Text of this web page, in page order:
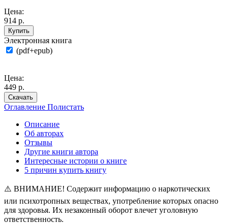
Цена:
914 р.
Купить
Электронная книга
(pdf+epub)
Цена:
449 р.
Скачать
Оглавление Полистать
Описание
Об авторах
Отзывы
Другие книги автора
Интересные истории о книге
5 причин купить книгу
⚠️ ВНИМАНИЕ! Содержит информацию о наркотических
или психотропных веществах, употребление которых опасно
для здоровья. Их незаконный оборот влечет уголовную
ответственность.